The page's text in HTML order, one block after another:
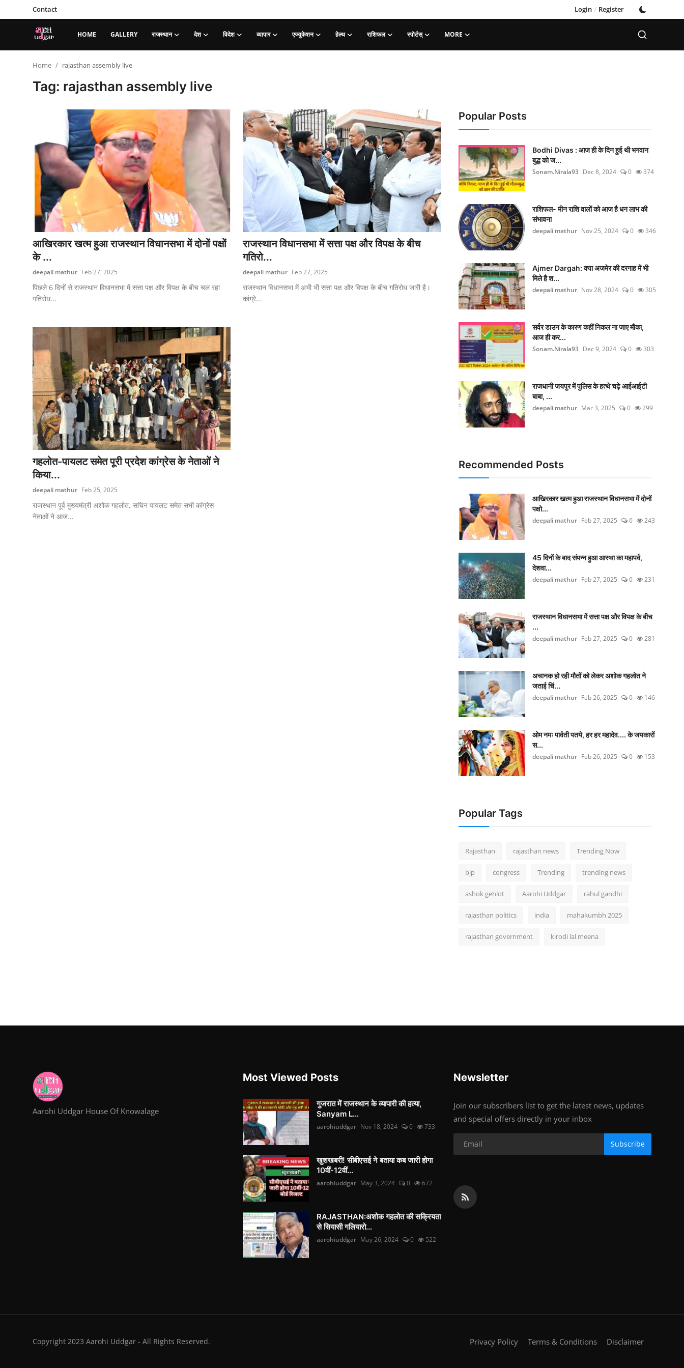
Contact Login / Register
HOME GALLERY राजस्थान देश विदेश व्यापार एज्युकेशन हेल्थ राशिफल स्पोर्टस् MORE
राजस्थान
एज्युकेशन
लाईफ-स्टाईल
Home rajasthan assembly live
Tag: rajasthan assembly live
आखिरकार खत्म हुआ राजस्थान विधानसभा में दोनों पक्षों
के ...
deepali mathur Feb 27, 2025
पिछले 6 दिनों से राजस्थान विधानसभा में सत्ता पक्ष और विपक्ष के बीच चल रहा
गतिरोध...
राजस्थान विधानसभा में सत्ता पक्ष और विपक्ष के बीच
गतिरो...
deepali mathur Feb 27, 2025
राजस्थान विधानसभा में अभी भी सत्ता पक्ष और विपक्ष के बीच गतिरोध जारी है।
कांग्रे...
गहलोत-पायलट समेत पूरी प्रदेश कांग्रेस के नेताओं ने
किया...
deepali mathur Feb 25, 2025
राजस्थान पूर्व मुख्यमंत्री अशोक गहलोत, सचिन पायलट समेत सभी कांग्रेस
नेताओं ने आज...
Popular Posts
Bodhi Divas : आज ही के दिन हुई थी भगवान
बुद्ध को ज...
Sonam.Nirala93 Dec 8, 2024 0 374
राशिफल- मीन राशि वालों को आज है धन लाभ की
संभावना
deepali mathur Nov 25, 2024 0 346
Ajmer Dargah: क्या अजमेर की दरगाह में भी
मिले है श...
deepali mathur Nov 28, 2024 0 305
सर्वर डाउन के कारण कहीं निकल ना जाए मौका,
आज ही कर...
Sonam.Nirala93 Dec 9, 2024 0 303
राजधानी जयपुर में पुलिस के हत्थे चढ़े आईआईटी
बाबा, ...
deepali mathur Mar 3, 2025 0 299
Recommended Posts
आखिरकार खत्म हुआ राजस्थान विधानसभा में दोनों
पक्षो...
deepali mathur Feb 27, 2025 0 243
45 दिनों के बाद संपन्न हुआ आस्था का महापर्व,
देशवा...
deepali mathur Feb 27, 2025 0 231
राजस्थान विधानसभा में सत्ता पक्ष और विपक्ष के बीच
...
deepali mathur Feb 27, 2025 0 281
अचानक हो रही मौतों को लेकर अशोक गहलोत ने
जताई च‍िं...
deepali mathur Feb 26, 2025 0 146
ओम नमः पार्वती पतये, हर हर महादेव.... के जयकारों
स...
deepali mathur Feb 26, 2025 0 153
Popular Tags
Rajasthan rajasthan news Trending Now
bjp congress Trending trending news
ashok gehlot Aarohi Uddgar rahul gandhi
rajasthan politics india mahakumbh 2025
rajasthan government kirodi lal meena
Aarohi Uddgar House Of Knowalage
Most Viewed Posts
गुजरात में राजस्थान के व्यापारी की हत्या,
Sanyam L...
aarohiuddgar Nov 18, 2024 0 733
खुशखबरी! सीबीएसई ने बताया कब जारी होगा
10वीं-12वीं...
aarohiuddgar May 3, 2024 0 672
RAJASTHAN:अशोक गहलोत की सक्रियता
से सियासी गलियारो...
aarohiuddgar May 26, 2024 0 522
Newsletter
Join our subscribers list to get the latest news, updates
and special offers directly in your inbox
Subscribe
Copyright 2023 Aarohi Uddgar - All Rights Reserved. Privacy Policy Terms & Conditions Disclaimer